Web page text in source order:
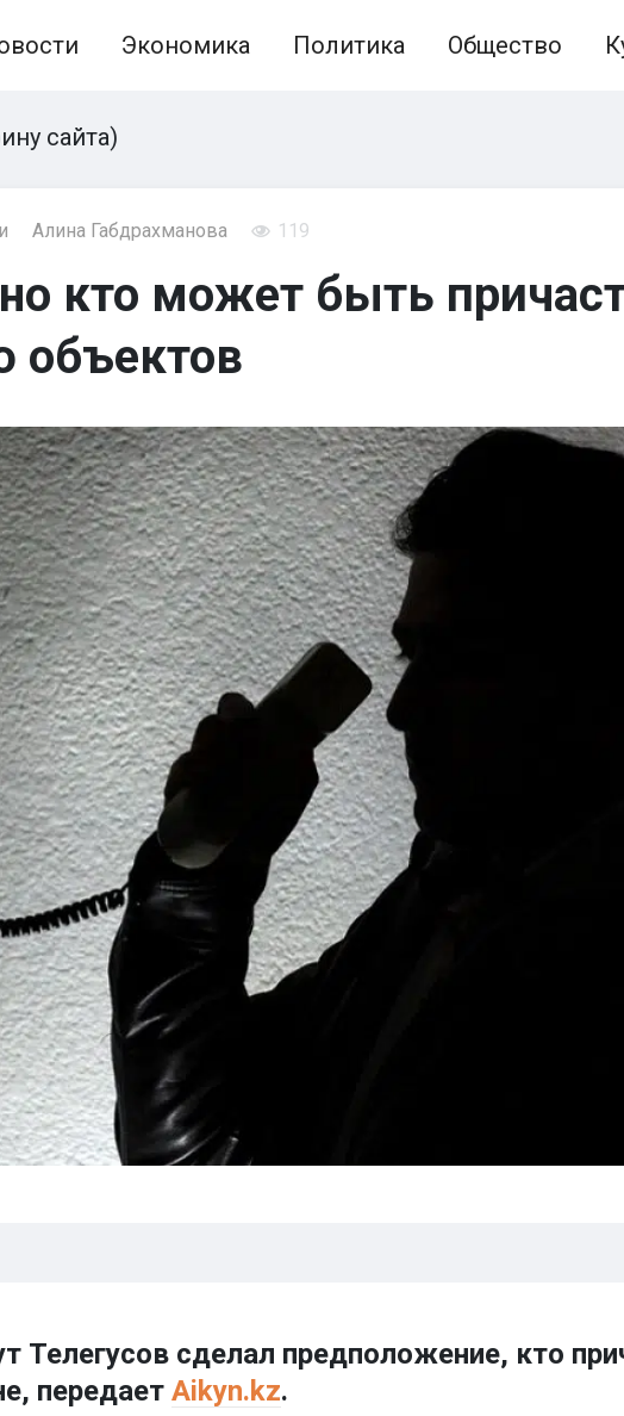
Экономика Политика Общество
сайта)
Алина Габдрахманова 119
кто может быть
объектов
Телегусов сделал предположение, кто
передает Aikyn.kz.